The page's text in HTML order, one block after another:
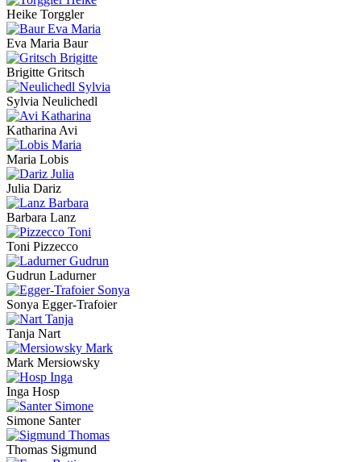
Heike Torggler
Eva Maria Baur
Brigitte Gritsch
Sylvia Neulichedl
Katharina Avi
Maria Lobis
Julia Dariz
Barbara Lanz
Toni Pizzecco
Gudrun Ladurner
Sonya Egger-Trafoier
Tanja Nart
Mark Mersiowsky
Inga Hosp
Simone Santer
Thomas Sigmund